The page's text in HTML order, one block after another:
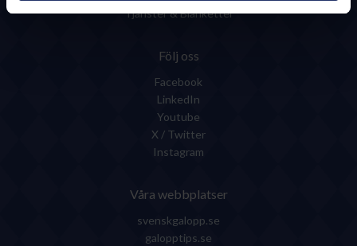
Tjänster & Blanketter
Följ oss
Facebook
LinkedIn
Youtube
X / Twitter
Instagram
Våra webbplatser
svenskgalopp.se
galopptips.se